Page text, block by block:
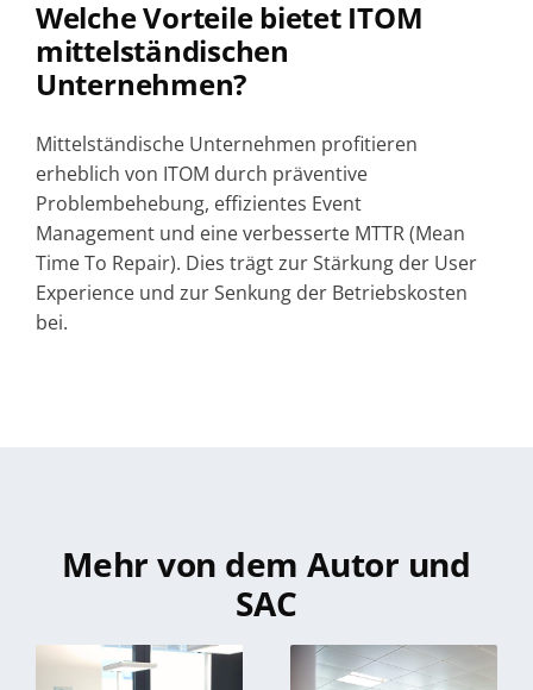
Welche Vorteile bietet ITOM
mittelständischen
Unternehmen?
Mittelständische Unternehmen profitieren
erheblich von ITOM durch präventive
Problembehebung, effizientes Event
Management und eine verbesserte MTTR (Mean
Time To Repair). Dies trägt zur Stärkung der User
Experience und zur Senkung der Betriebskosten
bei.
Mehr von dem Autor und
SAC